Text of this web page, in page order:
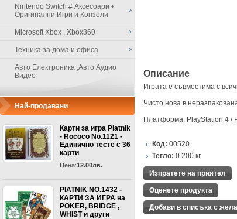
Nintendo Switch # Аксесоари •
Оригинални Игри и Конзоли
Microsoft Xbox , Xbox360
Техника за дома и офиса
Авто Електроника ,Авто Аудио
Видео
Най-продавани
Карти за игра Piatnik
- Rococo No.1121 -
Единично тесте с 36
карти
Цена:12.00лв.
PIATNIK NO.1432 -
КАРТИ ЗА ИГРА на
POKER, BRIDGE ,
WHIST и други
Описание
Играта е съвместима с
Чисто нова в
Платформа: PlayStation 4 /
Код: 00520
Тегло: 0.200 кг
Изпратете на приятел
Оценете продукта
Добави в списъка с